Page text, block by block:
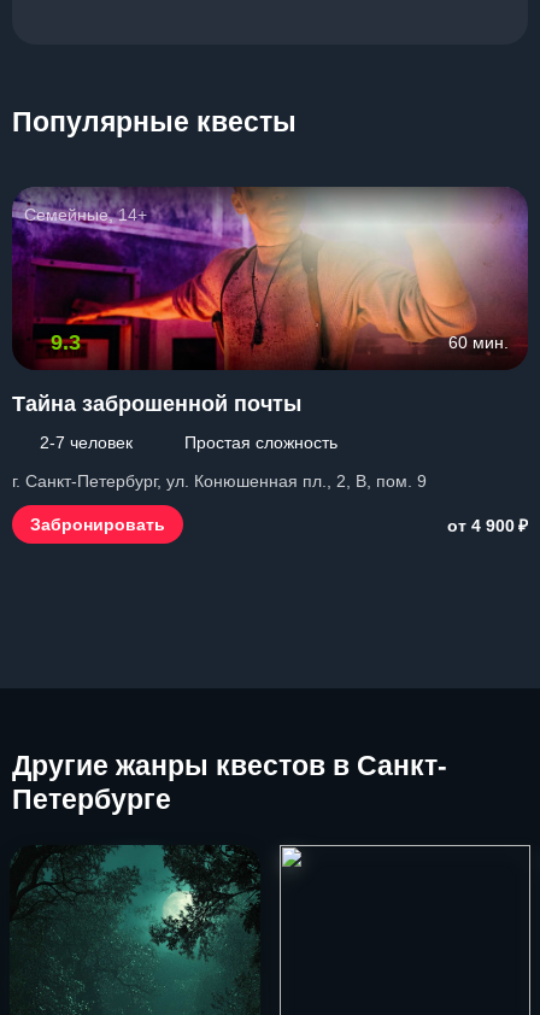
Популярные квесты
Семейные, 14+
9.3 60 мин.
Тайна заброшенной почты
2-7 человек
Простая сложность
г. Санкт-Петербург, ул. Конюшенная пл., 2, B, пом. 9
Забронировать от 4 900₽
Другие жанры квестов в Санкт-
Петербурге